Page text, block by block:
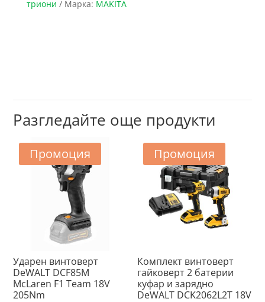
триони Марка: MAKITA
Разгледайте още продукти
Промоция
Ударен винтоверт
DeWALT DCF85M
McLaren F1 Team 18V
205Nm
Промоция
Комплект винтоверт
гайковерт 2 батерии
куфар и зарядно
DeWALT DCK2062L2T 18V